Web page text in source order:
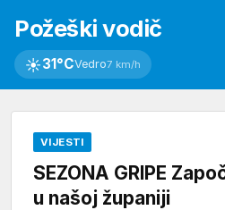
Požeški vodič
☀31°CVedro7 km/h
VIJESTI
SEZONA GRIPE
u našoj županiji